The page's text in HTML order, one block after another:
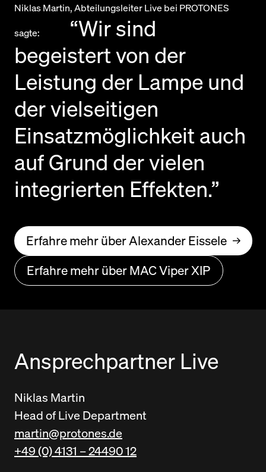
Niklas Martin, Abteilungsleiter Live bei PROTONES
sagte:
“Wir sind
begeistert von der
Leistung der Lampe und
der vielseitigen
Einsatzmöglichkeit auch
auf Grund der vielen
integrierten Effekten.”
Erfahre mehr über Alexander Eissele
Erfahre mehr über MAC Viper XIP
Ansprechpartner Live
Niklas Martin
Head of Live Department
martin@protones.de
+49 (0) 4131 – 24490 12